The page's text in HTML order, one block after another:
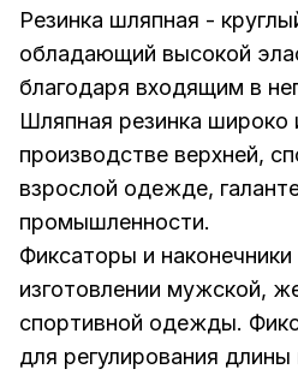
Резинка шляпная -
обладающий высокой
благодаря входящим в
Шляпная резинка широко
производстве верхней,
взрослой одежде,
промышленности.
Фиксаторы и наконечники
изготовлении мужской,
спортивной одежды.
для регулирования